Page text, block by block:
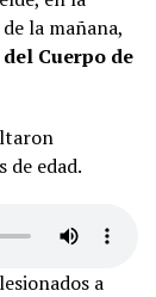
la mañana,
Cuerpo de
de edad.
a